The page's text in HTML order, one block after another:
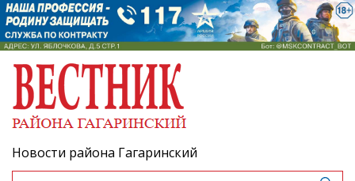
Новости района Гагаринский